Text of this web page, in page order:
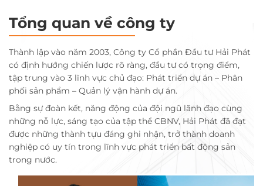
Tổng quan về công ty
Thành lập vào năm 2003, Công ty Cổ phần Đầu tư Hải Phát
có định hướng chiến lược rõ ràng, đầu tư có trọng điểm,
tập trung vào 3 lĩnh vực chủ đạo: Phát triển dự án – Phân
phối sản phẩm – Quản lý vận hành dự án.
Bằng sự đoàn kết, năng động của đội ngũ lãnh đạo cùng
những nỗ lực, sáng tạo của tập thể CBNV, Hải Phát đã đạt
được những thành tựu đáng ghi nhận, trở thành doanh
nghiệp có uy tín trong lĩnh vực phát triển bất động sản
trong nước.